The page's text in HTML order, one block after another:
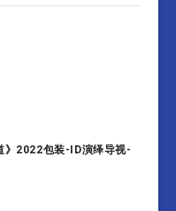
》2022包装-ID演绎导视-